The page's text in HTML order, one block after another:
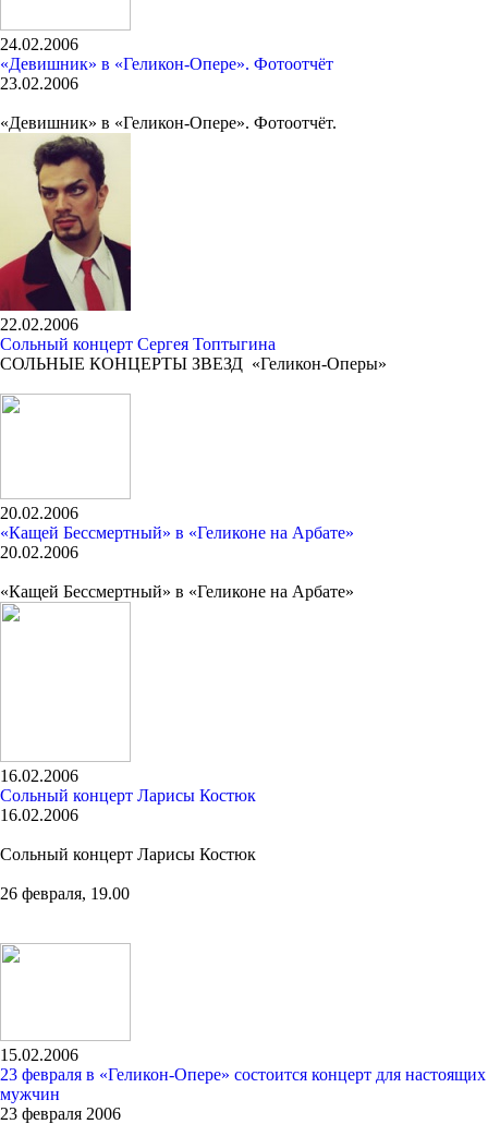
24.02.2006
«Девишник» в «Геликон-Опере». Фотоотчёт
23.02.2006
«Девишник» в «Геликон-Опере». Фотоотчёт.
22.02.2006
Сольный концерт Сергея Топтыгина
СОЛЬНЫЕ КОНЦЕРТЫ ЗВЕЗД «Геликон-Оперы»
20.02.2006
«Кащей Бессмертный» в «Геликоне на Арбате»
20.02.2006
«Кащей Бессмертный» в «Геликоне на Арбате»
16.02.2006
Сольный концерт Ларисы Костюк
16.02.2006
Сольный концерт Ларисы Костюк
26 февраля, 19.00
15.02.2006
23 февраля в «Геликон-Опере» состоится концерт для настоящих
мужчин
23 февраля 2006